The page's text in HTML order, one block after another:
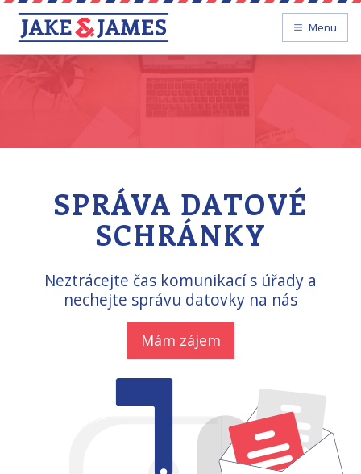
Menu
SPRÁVA DATOVÉ
SCHRÁNKY
Neztrácejte čas komunikací s úřady a
nechejte správu datovky na nás
Mám zájem